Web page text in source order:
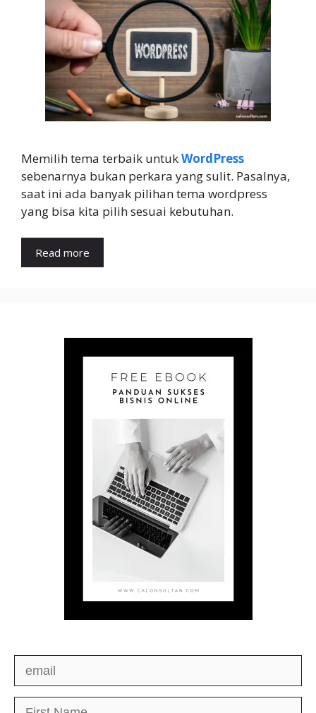
Memilih tema terbaik untukWordPress
sebenarnya bukan perkara yang sulit. Pasalnya,
saat ini ada banyak pilihan tema wordpress
yang bisa kita pilih sesuai kebutuhan.
Read more